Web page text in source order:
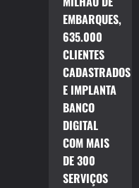
EMBARQUES,
635.000
CLIENTES
CADASTRADOS
E IMPLANTA
BANCO
DIGITAL
COM MAIS
DE 300
SERVIÇOS